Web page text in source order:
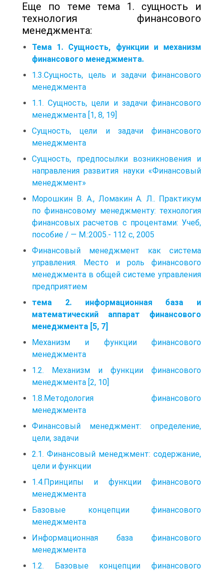
Еще по теме тема 1. сущность и
технология финансового
менеджмента:
Тема 1. Сущность, функции и механизм
финансового менеджмента.
1.3.Сущность, цель и задачи финансового
менеджмента
1.1. Сущность, цели и задачи финансового
менеджмента [1, 8, 19]
Сущность, цели и задачи финансового
менеджмента
Сущность, предпосылки возникновения и
направления развития науки «Финансовый
менеджмент»
Морошкин В. А., Ломакин А. Л.. Практикум
по финансовому менеджменту: технология
финансовых расчетов с процентами: Учеб,
пособие / — M.:2005.- 112 с, 2005
Финансовый менеджмент как система
управления. Место и роль финансового
менеджмента в общей системе управления
предприятием
тема 2. информационная база и
математический аппарат финансового
менеджмента [5, 7]
Механизм и функции финансового
менеджмента
1.2. Механизм и функции финансового
менеджмента [2, 10]
1.8.Методология финансового
менеджмента
Финансовый менеджмент: определение,
цели, задачи
2.1. Финансовый менеджмент: содержание,
цели и функции
1.4.Принципы и функции финансового
менеджмента
Базовые концепции финансового
менеджмента
Информационная база финансового
менеджмента
1.2. Базовые концепции финансового